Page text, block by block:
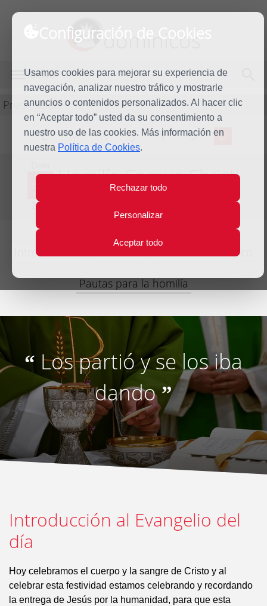
Configuración de Cookies
Usamos cookies para mejorar su experiencia de
navegación, analizar nuestro tráfico y mostrarle
anuncios o contenidos personalizados. Al hacer clic
en “Aceptar todo” usted da su consentimiento a
nuestro uso de las cookies. Más información en
nuestra Política de Cookies.
Rechazar todo
Personalizar
Aceptar todo
dominicos
MENÚ
Predicación
L M X J V S D
22
2025
Homilía Corpus Christi
Introducción Lecturas Comentario bíblico
Pautas para la homilía
“ Los partió y se los iba
dando”
Introducción al Evangelio del
día
Hoy celebramos el cuerpo y la sangre de Cristo y al
celebrar esta festividad estamos celebrando y recordando
la entrega de Jesús por la humanidad, para que esta